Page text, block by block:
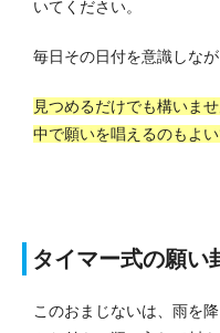
いてください。
毎日その日付を意識しな
見つめるだけでも構いま
中で願いを唱えるのもよ
タイマー式の願い
このおまじないは、雨を